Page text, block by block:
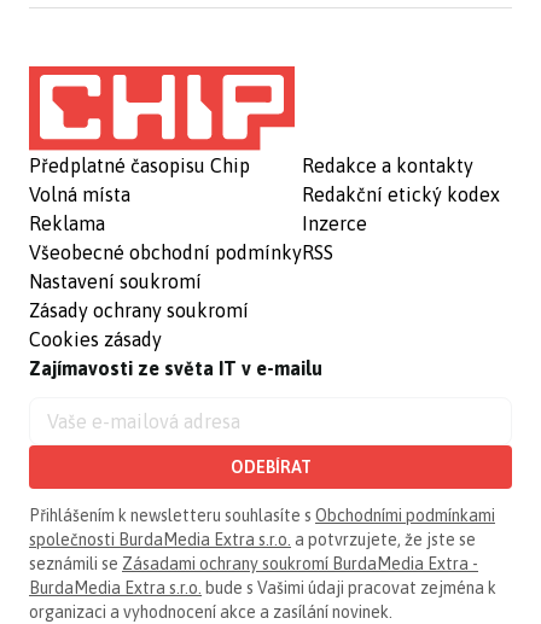
Předplatné časopisu Chip
Volná místa
Reklama
Všeobecné obchodní podmínky
Nastavení soukromí
Zásady ochrany soukromí
Cookies zásady
Redakce a kontakty
Redakční etický kodex
Inzerce
RSS
Zajímavosti ze světa IT v e-mailu
ODEBÍRAT
Přihlášením k newsletteru souhlasíte s Obchodními podmínkami
společnosti BurdaMedia Extra s.r.o. a potvrzujete, že jste se
seznámili se Zásadami ochrany soukromí BurdaMedia Extra -
BurdaMedia Extra s.r.o. bude s Vašimi údaji pracovat zejména k
organizaci a vyhodnocení akce a zasílání novinek.